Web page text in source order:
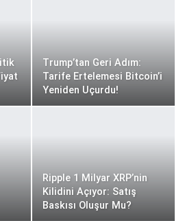
Trump’tan Geri Adım:
Tarife Ertelemesi Bitcoin’i
Yeniden Uçurdu!
Ripple 1 Milyar XRP’nin
Kilidini Açıyor: Satış
Baskısı Oluşur Mu?